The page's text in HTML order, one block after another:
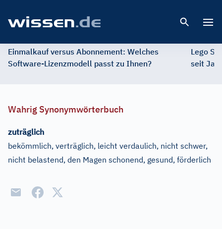
Einmalkauf versus Abonnement: Welches
Software-Lizenzmodell passt zu Ihnen?
Lego
seit
Wahrig Synonymwörterbuch
zuträglich
bekömmlich, verträglich, leicht verdaulich, nicht schwer,
nicht belastend, den Magen schonend, gesund, förderlich